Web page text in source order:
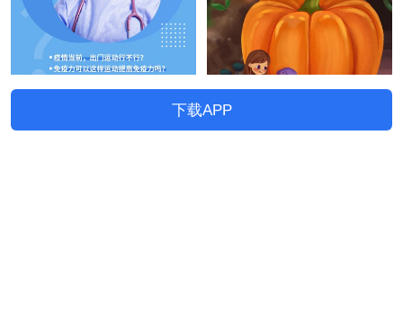
下载APP